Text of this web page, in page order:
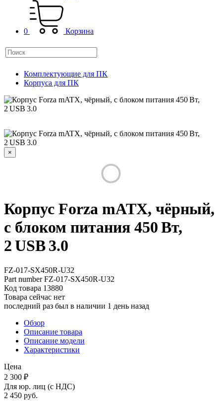
0 Корзина
Комплектующие для ПК
Корпуса для ПК
×
Корпус Forza mATX, чёрный,
с блоком питания 450 Вт,
2 USB 3.0
FZ-017-SX450R-U32
Part number FZ-017-SX450R-U32
Код товара 13880
Товара сейчас нет
последний раз был в наличии 1 день назад
Обзор
Описание товара
Описание модели
Характеристики
Цена
2 300 ₽
Для юр. лиц (с НДС)
2 450 руб.